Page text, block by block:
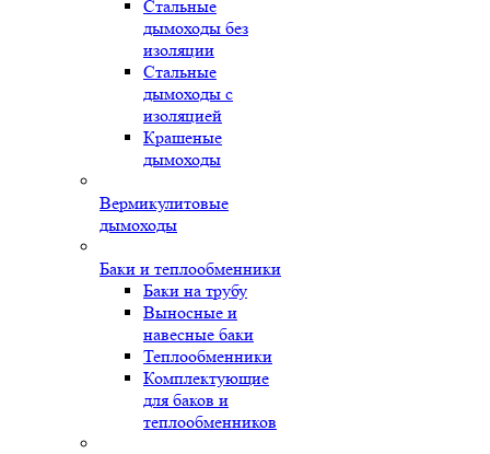
Стальные
дымоходы без
изоляции
Стальные
дымоходы с
изоляцией
Крашеные
дымоходы
Вермикулитовые
дымоходы
Баки и теплообменники
Баки на трубу
Выносные и
навесные баки
Теплообменники
Комплектующие
для баков и
теплообменников